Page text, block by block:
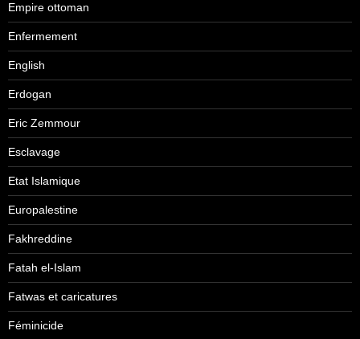
Empire ottoman
Enfermement
English
Erdogan
Eric Zemmour
Esclavage
Etat Islamique
Europalestine
Fakhreddine
Fatah el-Islam
Fatwas et caricatures
Féminicide